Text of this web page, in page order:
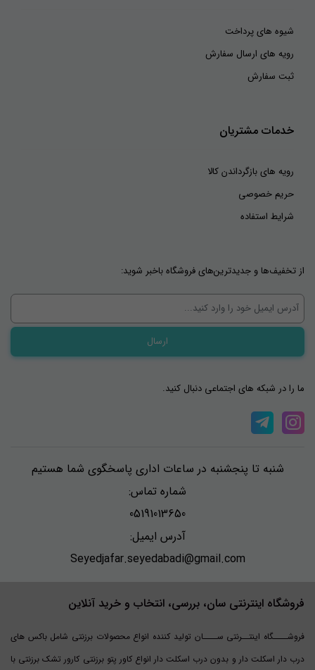
شیوه های پرداخت
رویه های ارسال سفارش
ثبت سفارش
خدمات مشتریان
رویه های بازگرداندن کالا
حریم خصوصی
شرایط استفاده
از تخفیف‌ها و جدیدترین‌های فروشگاه باخبر شوید:
ما را در شبکه های اجتماعی دنبال کنید.
شنبه تا پنجشنبه در ساعات اداری پاسخگوی شما هستیم
شماره تماس:
05191013650
آدرس ایمیل:
Seyedjafar.seyedabadi@gmail.com
فروشگاه اینترنتی سان، بررسی، انتخاب و خرید آنلاین
فروشــــگاه اینتــرنتی ســــان تولید کننده انواع محصولات برزنتی شامل باکس های
درب دار اسکلت دار و بدون درب اسکلت دار انواع کاور پتو برزنتی کارور تشک برزنتی با